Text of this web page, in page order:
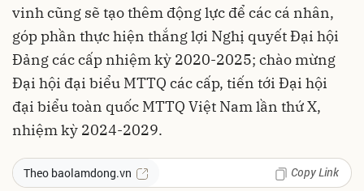
vinh cũng sẽ tạo thêm động lực để các cá nhân,
góp phần thực hiện thắng lợi Nghị quyết Đại hội
Đảng các cấp nhiệm kỳ 2020-2025; chào mừng
Đại hội đại biểu MTTQ các cấp, tiến tới Đại hội
đại biểu toàn quốc MTTQ Việt Nam lần thứ X,
nhiệm kỳ 2024-2029.
Theo baolamdong.vn Copy Link